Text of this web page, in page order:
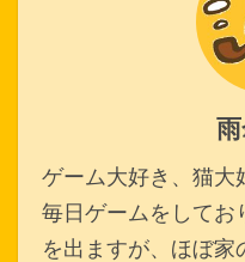
ゲーム大好き、猫大
毎日ゲームをしてお
を出ますが、ほぼ家